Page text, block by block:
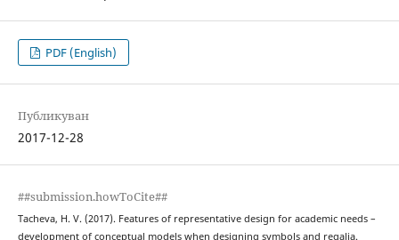
PDF (English)
Публикуван
2017-12-28
##submission.howToCite##
Tacheva, H. V. (2017). Features of representative design for academic needs –
development of conceptual models when designing symbols and regalia.